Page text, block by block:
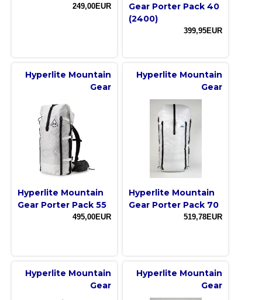
249,00EUR
Gear Porter Pack 40
(2400)
399,95EUR
Hyperlite Mountain
Gear
Hyperlite Mountain
Gear Porter Pack 55
495,00EUR
Hyperlite Mountain
Gear
Hyperlite Mountain
Gear Porter Pack 70
519,78EUR
Hyperlite Mountain
Gear
Hyperlite Mountain
Gear